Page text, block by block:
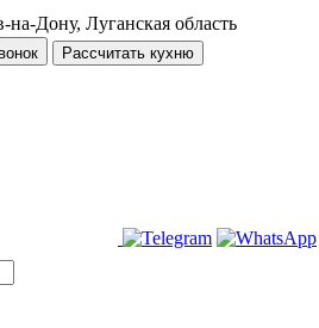
на-Дону, Луганская область
Рассчитать кухню